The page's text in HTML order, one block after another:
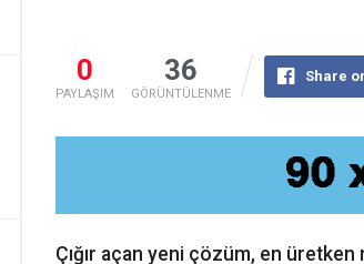
0
PAYLAŞIM
36
GÖRÜNTÜLENME
Share
Çığır açan yeni çözüm, en üretken